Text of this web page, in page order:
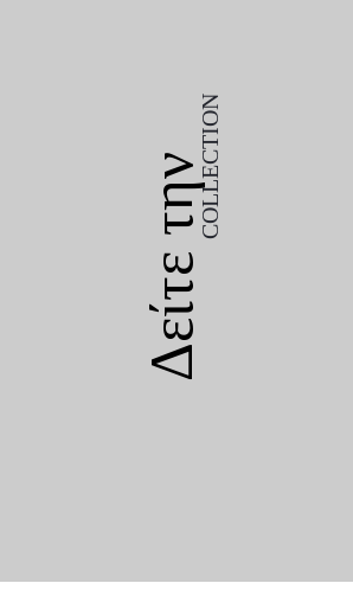
Δείτε τηνCOLLECTION